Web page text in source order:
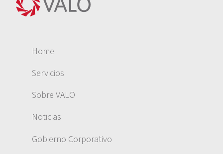
Home
Servicios
Sobre VALO
Noticias
Gobierno Corporativo